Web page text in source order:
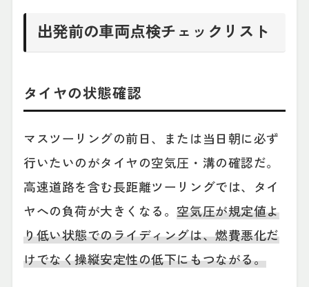
出発前の車両点検チェックリスト
タイヤの状態確認
マスツーリングの前日、または当日朝に必ず
行いたいのがタイヤの空気圧・溝の確認だ。
高速道路を含む長距離ツーリングでは、タイ
ヤへの負荷が大きくなる。空気圧が規定値よ
り低い状態でのライディングは、燃費悪化だ
けでなく操縦安定性の低下にもつながる。